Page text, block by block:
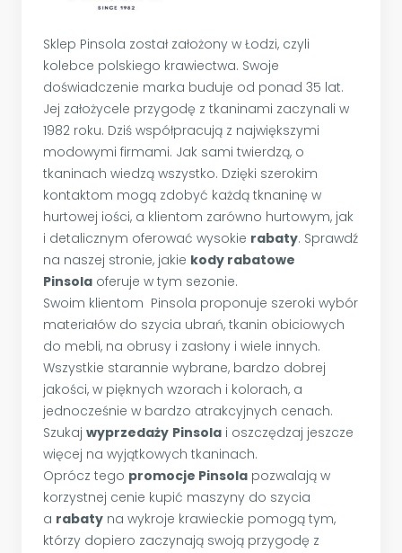
Sklep Pinsola został założony w Łodzi, czyli
kolebce polskiego krawiectwa. Swoje
doświadczenie marka buduje od ponad 35 lat.
Jej założycele przygodę z tkaninami zaczynali w
1982 roku. Dziś współpracują z największymi
modowymi firmami. Jak sami twierdzą, o
tkaninach wiedzą wszystko. Dzięki szerokim
kontaktom mogą zdobyć każdą tknaninę w
hurtowej iości, a klientom zarówno hurtowym, jak
i detalicznym oferować wysokie rabaty. Sprawdź
na naszej stronie, jakie kody rabatowe
Pinsola oferuje w tym sezonie.
Swoim klientom Pinsola proponuje szeroki wybór
materiałów do szycia ubrań, tkanin obiciowych
do mebli, na obrusy i zasłony i wiele innych.
Wszystkie starannie wybrane, bardzo dobrej
jakości, w pięknych wzorach i kolorach, a
jednocześnie w bardzo atrakcyjnych cenach.
Szukaj wyprzedaży Pinsola i oszczędzaj jeszcze
więcej na wyjątkowych tkaninach.
Oprócz tego promocje Pinsola pozwalają w
korzystnej cenie kupić maszyny do szycia
a rabaty na wykroje krawieckie pomogą tym,
którzy dopiero zaczynają swoją przygodę z